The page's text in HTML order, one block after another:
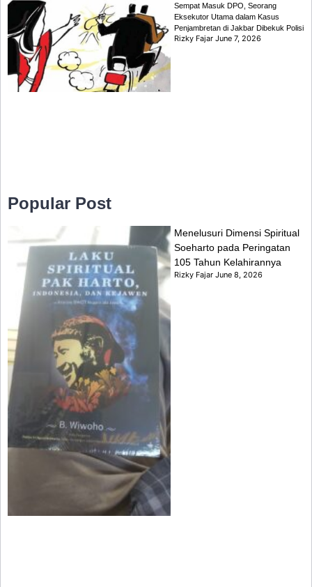
Sempat Masuk DPO, Seorang
Eksekutor Utama dalam Kasus
Penjambretan di Jakbar Dibekuk Polisi
Rizky FajarJune 7, 2026
Popular Post
Menelusuri Dimensi Spiritual
Soeharto pada Peringatan
105 Tahun Kelahirannya
Rizky FajarJune 8, 2026